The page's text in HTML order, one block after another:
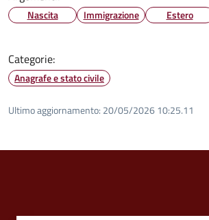
Nascita Immigrazione Estero
Categorie:
Anagrafe e stato civile
Ultimo aggiornamento: 20/05/2026 10:25.11